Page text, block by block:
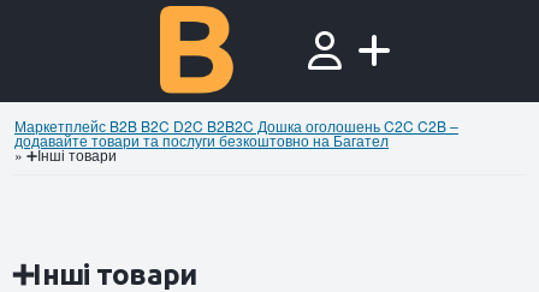
Маркетплейс B2B B2C D2C B2B2C Дошка оголошень C2C C2B –
додавайте товари та послуги безкоштовно на Багател
»➕Інші товари
➕Інші товари